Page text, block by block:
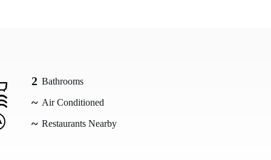
2 Bathrooms
~ Air Conditioned
~ Restaurants Nearby